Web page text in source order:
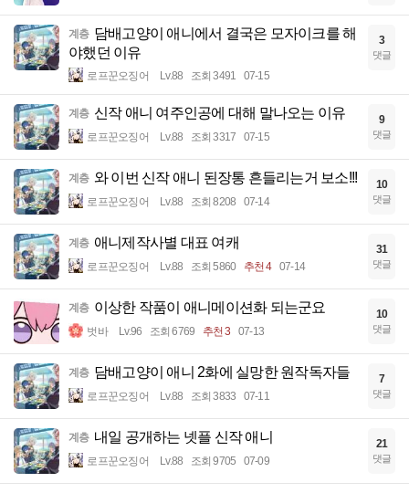
계층 담배고양이 애니에서 결국은 모자이크를 해
야했던 이유
로프꾼오징어 Lv.88 조회 3491 07-15
3
댓글
계층 신작 애니 여주인공에 대해 말나오는 이유
로프꾼오징어 Lv.88 조회 3317 07-15
9
댓글
계층 와 이번 신작 애니 된장통 흔들리는거 보소!!!
로프꾼오징어 Lv.88 조회 8208 07-14
10
댓글
계층 애니제작사별 대표 여캐
로프꾼오징어 Lv.88 조회 5860 추천 4 07-14
31
댓글
계층 이상한 작품이 애니메이션화 되는군요
벗바 Lv.96 조회 6769 추천 3 07-13
10
댓글
계층 담배고양이 애니 2화에 실망한 원작독자들
로프꾼오징어 Lv.88 조회 3833 07-11
7
댓글
계층 내일 공개하는 넷플 신작 애니
로프꾼오징어 Lv.88 조회 9705 07-09
21
댓글